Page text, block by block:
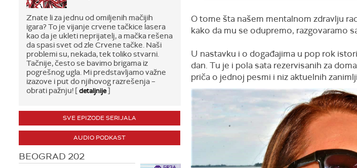
Znate li za jednu od omiljenih mačijih
igara? To je vijanje crvene tačkice lasera
kao da je ukleti neprijatelj, a mačka rešena
da spasi svet od zle Crvene tačke. Naši
problemi su, nekada, tek toliko stvarni.
Tačnije, često se bavimo brigama iz
pogrešnog ugla. Mi predstavljamo važne
izazove i put do njihovog razrešenja –
obrati pažnju! [detaljnije]
SVE EPIZODE SERIJALA
AUDIO PODKAST
BEOGRAD 202
O tome šta našem mentalnom zdravlju
kako da mu se odupremo, razgovaramo
U nastavku i o događajima u pop rok
dan. Tu je i pola sata rezervisanih za
priča o jednoj pesmi i niz aktuelnih